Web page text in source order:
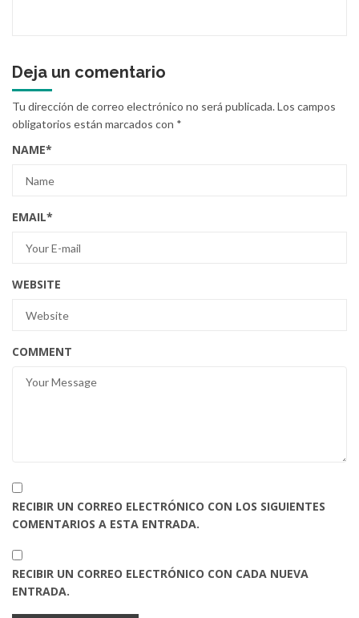
Deja un comentario
Tu dirección de correo electrónico no será publicada.Los campos
obligatorios están marcados con *
NAME*
EMAIL*
WEBSITE
COMMENT
RECIBIR UN CORREO ELECTRÓNICO CON LOS SIGUIENTES
COMENTARIOS A ESTA ENTRADA.
RECIBIR UN CORREO ELECTRÓNICO CON CADA NUEVA
ENTRADA.